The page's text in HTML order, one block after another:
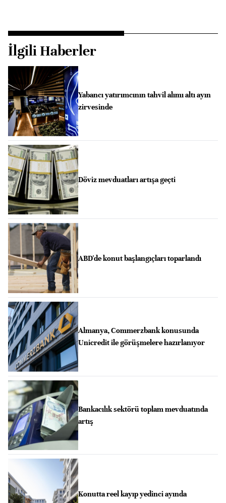
İlgili Haberler
Yabancı yatırımcının tahvil alımı altı ayın
zirvesinde
Döviz mevduatları artışa geçti
ABD'de konut başlangıçları toparlandı
Almanya, Commerzbank konusunda
Unicredit ile görüşmelere hazırlanıyor
Bankacılık sektörü toplam mevduatında
artış
Konutta reel kayıp yedinci ayında